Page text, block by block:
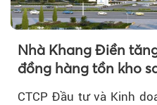
Nhà Khang Điền
đồng hàng tồn kho
CTCP Đầu tư và Kinh